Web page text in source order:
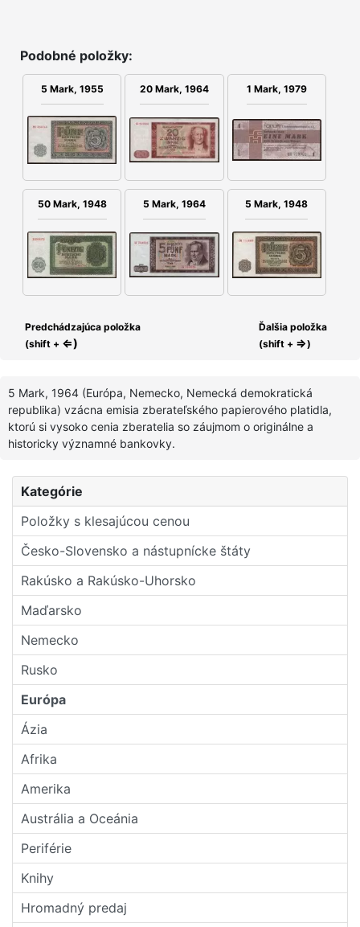
Kategórie
Položky s klesajúcou cenou
Česko-Slovensko a nástupní­cke štáty
Rakúsko a Rakúsko-Uhorsko
Maďarsko
Nemecko
Rusko
Európa
Ázia
Afrika
Amerika
Austrália a Oceánia
Periférie
Knihy
Hromadný predaj
Podobné položky:
5 Mark, 1955 20 Mark, 1964 1 Mark, 1979
50 Mark, 1948 5 Mark, 1964 5 Mark, 1948
Predchádzajúca položka
(shift + ⇐)
Ďalšia položka
(shift + ⇒)
5 Mark, 1964 (Európa, Nemecko, Nemecká demokratická
republika) vzácna emisia zberateľského papierového platidla,
ktorú si vysoko cenia zberatelia so záujmom o originálne a
historicky významné bankovky.